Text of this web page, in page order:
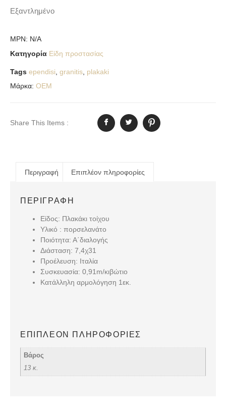
Εξαντλημένο
MPN: N/A
Κατηγορία Είδη προστασίας
Tags ependisi granitis plakaki
Μάρκα: OEM
Share This Items :
Περιγραφή Επιπλέον πληροφορίες
ΠΕΡΙΓΡΑΦΉ
Είδος: Πλακάκι τοίχου
Υλικό : πορσελανάτο
Ποιότητα: Α΄διαλογής
Διάσταση: 7,4χ31
Προέλευση: Ιταλία
Συσκευασία: 0,91m/κιβώτιο
Κατάλληλη αρμολόγηση 1εκ.
ΕΠΙΠΛΈΟΝ ΠΛΗΡΟΦΟΡΊΕΣ
Βάρος
13 κ.